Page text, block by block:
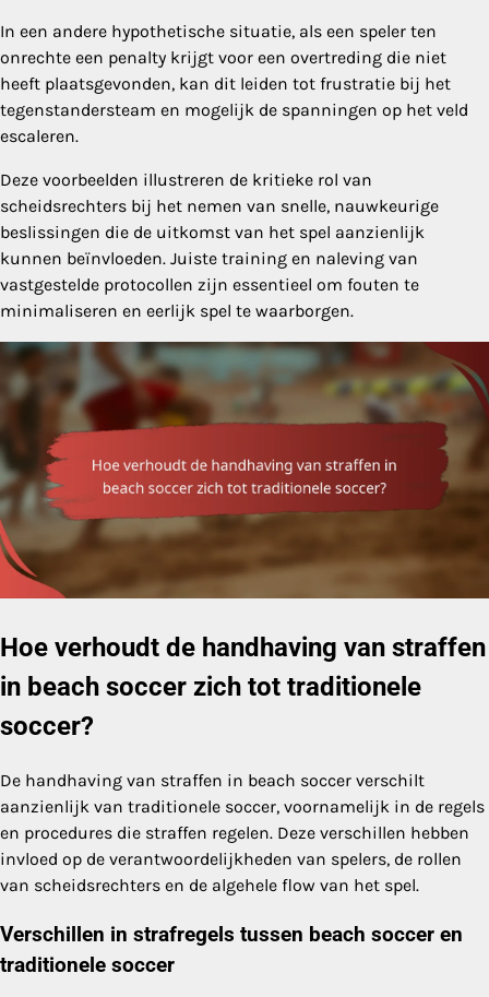
In een andere hypothetische situatie, als een speler ten
onrechte een penalty krijgt voor een overtreding die niet
heeft plaatsgevonden, kan dit leiden tot frustratie bij het
tegenstandersteam en mogelijk de spanningen op het veld
escaleren.
Deze voorbeelden illustreren de kritieke rol van
scheidsrechters bij het nemen van snelle, nauwkeurige
beslissingen die de uitkomst van het spel aanzienlijk
kunnen beïnvloeden. Juiste training en naleving van
vastgestelde protocollen zijn essentieel om fouten te
minimaliseren en eerlijk spel te waarborgen.
Hoe verhoudt de handhaving van straffen
in beach soccer zich tot traditionele
soccer?
De handhaving van straffen in beach soccer verschilt
aanzienlijk van traditionele soccer, voornamelijk in de regels
en procedures die straffen regelen. Deze verschillen hebben
invloed op de verantwoordelijkheden van spelers, de rollen
van scheidsrechters en de algehele flow van het spel.
Verschillen in strafregels tussen beach soccer en
traditionele soccer